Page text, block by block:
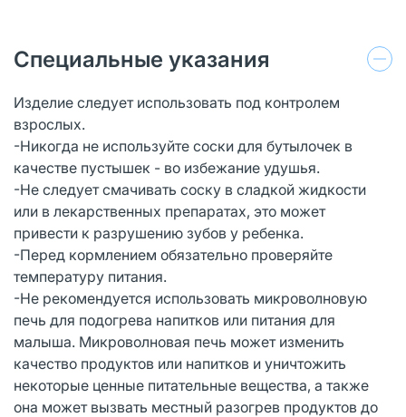
Специальные указания
Изделие следует использовать под контролем
взрослых.
-Никогда не используйте соски для бутылочек в
качестве пустышек - во избежание удушья.
-Не следует смачивать соску в сладкой жидкости
или в лекарственных препаратах, это может
привести к разрушению зубов у ребенка.
-Перед кормлением обязательно проверяйте
температуру питания.
-Не рекомендуется использовать микроволновую
печь для подогрева напитков или питания для
малыша. Микроволновая печь может изменить
качество продуктов или напитков и уничтожить
некоторые ценные питательные вещества, а также
она может вызвать местный разогрев продуктов до